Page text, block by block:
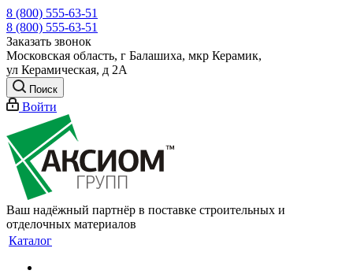
8 (800) 555-63-51
8 (800) 555-63-51
Заказать звонок
Московская область, г Балашиха, мкр Керамик,
ул Керамическая, д 2А
Поиск
Войти
Ваш надёжный партнёр в поставке строительных и
отделочных материалов
Каталог